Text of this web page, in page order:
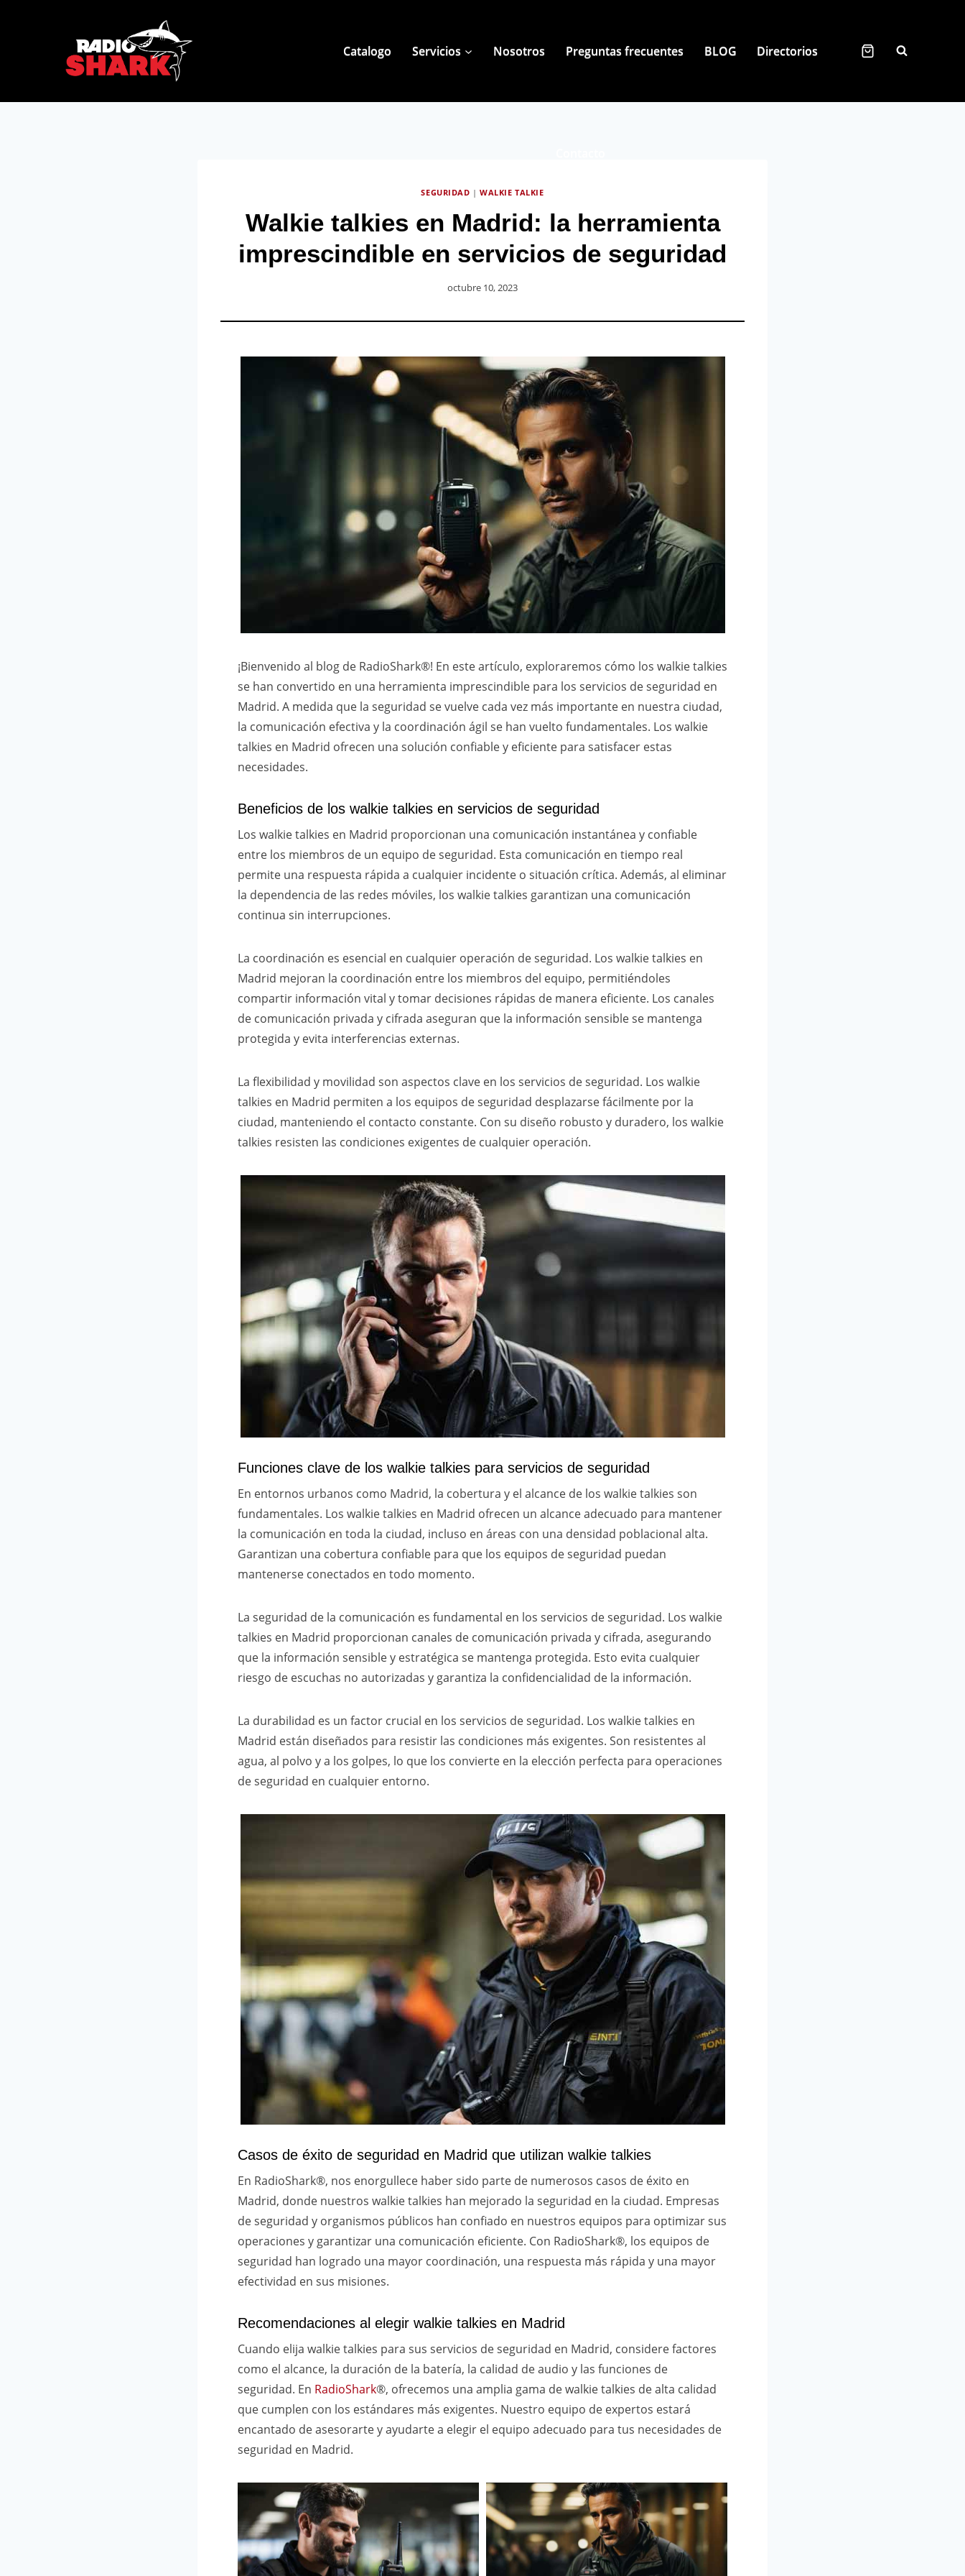
Catalogo Servicios Nosotros Preguntas frecuentes BLOG Directorios
SEGURIDAD |WALKIE TALKIE
Walkie talkies en Madrid: la herramienta
imprescindible en servicios de seguridad
Por
octubre 10, 2023
¡Bienvenido al blog de RadioShark®! En este artículo, exploraremos cómo los walkie talkies
se han convertido en una herramienta imprescindible para los servicios de seguridad en
Madrid. A medida que la seguridad se vuelve cada vez más importante en nuestra ciudad,
la comunicación efectiva y la coordinación ágil se han vuelto fundamentales. Los walkie
talkies en Madrid ofrecen una solución confiable y eficiente para satisfacer estas
necesidades.
Beneficios de los walkie talkies en servicios de seguridad
Los walkie talkies en Madrid proporcionan una comunicación instantánea y confiable
entre los miembros de un equipo de seguridad. Esta comunicación en tiempo real
permite una respuesta rápida a cualquier incidente o situación crítica. Además, al eliminar
la dependencia de las redes móviles, los walkie talkies garantizan una comunicación
continua sin interrupciones.
La coordinación es esencial en cualquier operación de seguridad. Los walkie talkies en
Madrid mejoran la coordinación entre los miembros del equipo, permitiéndoles
compartir información vital y tomar decisiones rápidas de manera eficiente. Los canales
de comunicación privada y cifrada aseguran que la información sensible se mantenga
protegida y evita interferencias externas.
La flexibilidad y movilidad son aspectos clave en los servicios de seguridad. Los walkie
talkies en Madrid permiten a los equipos de seguridad desplazarse fácilmente por la
ciudad, manteniendo el contacto constante. Con su diseño robusto y duradero, los walkie
talkies resisten las condiciones exigentes de cualquier operación.
Funciones clave de los walkie talkies para servicios de seguridad
En entornos urbanos como Madrid, la cobertura y el alcance de los walkie talkies son
fundamentales. Los walkie talkies en Madrid ofrecen un alcance adecuado para mantener
la comunicación en toda la ciudad, incluso en áreas con una densidad poblacional alta.
Garantizan una cobertura confiable para que los equipos de seguridad puedan
mantenerse conectados en todo momento.
La seguridad de la comunicación es fundamental en los servicios de seguridad. Los walkie
talkies en Madrid proporcionan canales de comunicación privada y cifrada, asegurando
que la información sensible y estratégica se mantenga protegida. Esto evita cualquier
riesgo de escuchas no autorizadas y garantiza la confidencialidad de la información.
La durabilidad es un factor crucial en los servicios de seguridad. Los walkie talkies en
Madrid están diseñados para resistir las condiciones más exigentes. Son resistentes al
agua, al polvo y a los golpes, lo que los convierte en la elección perfecta para operaciones
de seguridad en cualquier entorno.
Casos de éxito de seguridad en Madrid que utilizan walkie talkies
En RadioShark®, nos enorgullece haber sido parte de numerosos casos de éxito en
Madrid, donde nuestros walkie talkies han mejorado la seguridad en la ciudad. Empresas
de seguridad y organismos públicos han confiado en nuestros equipos para optimizar sus
operaciones y garantizar una comunicación eficiente. Con RadioShark®, los equipos de
seguridad han logrado una mayor coordinación, una respuesta más rápida y una mayor
efectividad en sus misiones.
Recomendaciones al elegir walkie talkies en Madrid
Cuando elija walkie talkies para sus servicios de seguridad en Madrid, considere factores
como el alcance, la duración de la batería, la calidad de audio y las funciones de
seguridad. En RadioShark®, ofrecemos una amplia gama de walkie talkies de alta calidad
que cumplen con los estándares más exigentes. Nuestro equipo de expertos estará
encantado de asesorarte y ayudarte a elegir el equipo adecuado para tus necesidades de
seguridad en Madrid.